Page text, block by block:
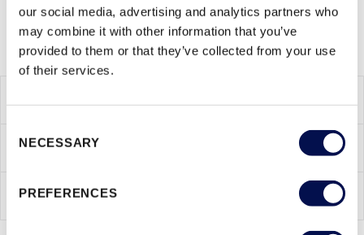
our social media, advertising and analytics partners who
may combine it with other information that you’ve
provided to them or that they’ve collected from your use
of their services.
Selection
NECESSARY
PREFERENCES
CECHY PRODUKTU
SZYBY
INNE WERSJE WYKONANIA